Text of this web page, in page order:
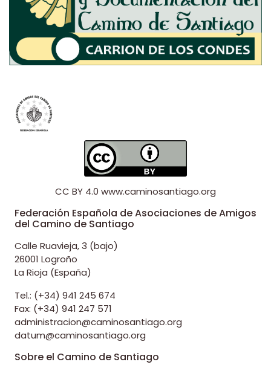
CC BY 4.0 www.caminosantiago.org
Federación Española de Asociaciones de Amigos
del Camino de Santiago
Calle Ruavieja, 3 (bajo)
26001 Logroño
La Rioja (España)
Tel.: (+34) 941 245 674
Fax: (+34) 941 247 571
administracion@caminosantiago.org
datum@caminosantiago.org
Sobre el Camino de Santiago